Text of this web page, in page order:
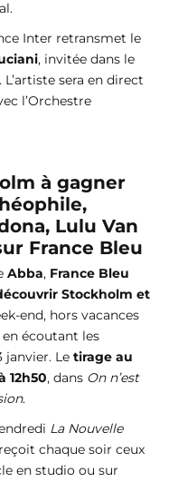
Inter retransmet le
, invitée dans le
sera en direct
l’Orchestre
à gagner
Lulu Van
France Bleu
Abba, France Bleu
Stockholm et
end, hors vacances
écoutant les
janvier. Le tirage au
12h50, dans On n’est
.
La Nouvelle
chaque soir ceux
en studio ou sur